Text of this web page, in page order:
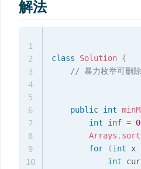
解法
class Solution {
// 暴力枚举可删除
public int
int inf =
Arrays . sort
for
(int x
int cur
1
2
3
4
5
6
7
8
9
10